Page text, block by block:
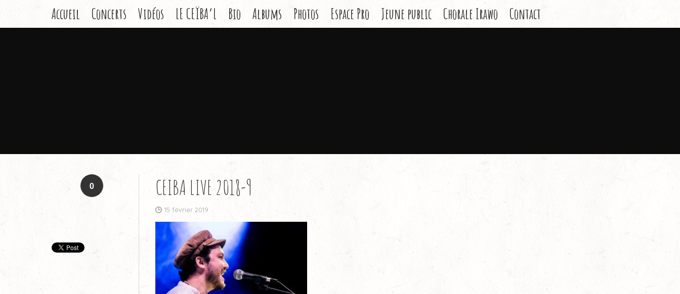
Accueil Concerts Vidéos LE CEÏBA’L Bio Albums Photos Espace Pro Jeune public Chorale Irawo Contact
0 CEIBA LIVE 2018-9
15 février 2019